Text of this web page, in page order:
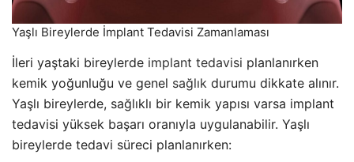
Yaşlı Bireylerde İmplant Tedavisi Zamanlaması
İleri yaştaki bireylerde implant tedavisi planlanırken
kemik yoğunluğu ve genel sağlık durumu dikkate alınır.
Yaşlı bireylerde, sağlıklı bir kemik yapısı varsa implant
tedavisi yüksek başarı oranıyla uygulanabilir. Yaşlı
bireylerde tedavi süreci planlanırken: